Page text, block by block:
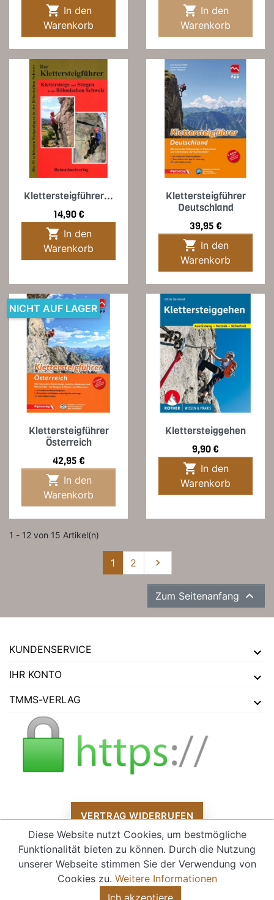

Warenkorb

Warenkorb
Klettersteigführer...
Preis
14,90 €

Warenkorb
Klettersteigführer
Deutschland
Preis
39,95 €

Warenkorb
Klettersteigführer
Österreich
Preis
42,95 €

Warenkorb
NICHT AUF LAGER
Klettersteiggehen
Preis
9,90 €

Warenkorb
1 - 12 von 15 Artikel(n)
1 2 Weiter

Zum Seitenanfang 
KUNDENSERVICE
IHR KONTO
TMMS-VERLAG
VERTRAG WIDERRUFEN
Alle Preise verstehen sich inklusive Mehrwertsteuer und zzgl.
Versandkosten
Diese Website nutzt Cookies, um bestmögliche
Funktionalität bieten zu können. Durch die Nutzung
unserer Webseite stimmen Sie der Verwendung von
Cookies zu. Weitere Informationen
Ich akzeptiere